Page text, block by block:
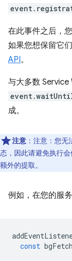
在此事件之后，
如果您想保留它
API。
与大多数
成。
注意 ：注意：您
态，因此请避免执行
额外的提取。
例如，在您的服
const bgFetch